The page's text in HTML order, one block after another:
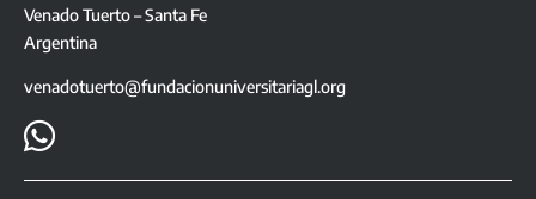
Venado Tuerto – Santa Fe
Argentina
venadotuerto@fundacionuniversitariagl.org
